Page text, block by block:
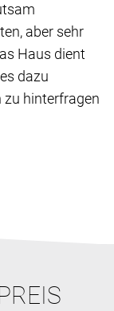
aber sehr
Haus dient
dazu
zu hinterfragen